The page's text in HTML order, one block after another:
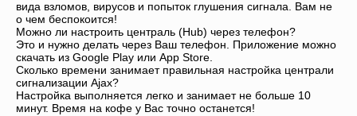
вида взломов, вирусов и попыток глушения сигнала. Вам не
о чем беспокоится!
Можно ли настроить централь (Hub) через телефон?
Это и нужно делать через Ваш телефон. Приложение можно
скачать из Google Play или App Store.
Сколько времени занимает правильная настройка централи
сигнализации Ajax?
Настройка выполняется легко и занимает не больше 10
минут. Время на кофе у Вас точно останется!